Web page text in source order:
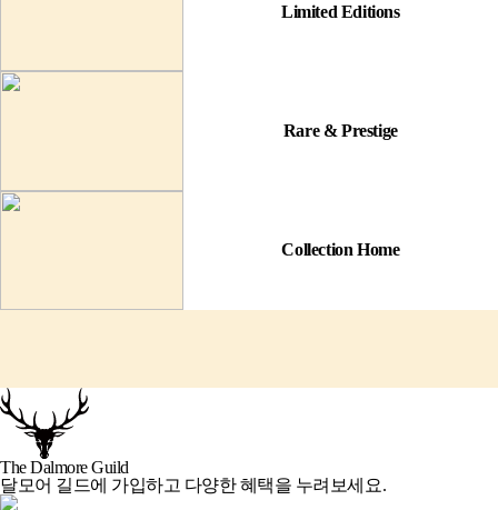
Limited Editions
Rare & Prestige
Collection Home
The Dalmore Guild
달모어 길드에 가입하고 다양한 혜택을 누려보세요.